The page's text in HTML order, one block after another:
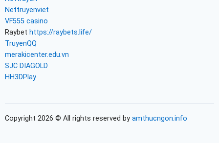
Nettruyenviet
VF555 casino
Raybet https://raybets.life/
TruyenQQ
merakicenter.edu.vn
SJC DIAGOLD
HH3DPlay
Copyright 2026 © All rights reserved by amthucngon.info